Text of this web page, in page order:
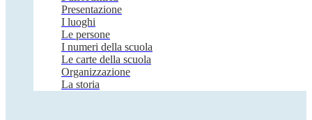
Presentazione
I luoghi
Le persone
I numeri della scuola
Le carte della scuola
Organizzazione
La storia